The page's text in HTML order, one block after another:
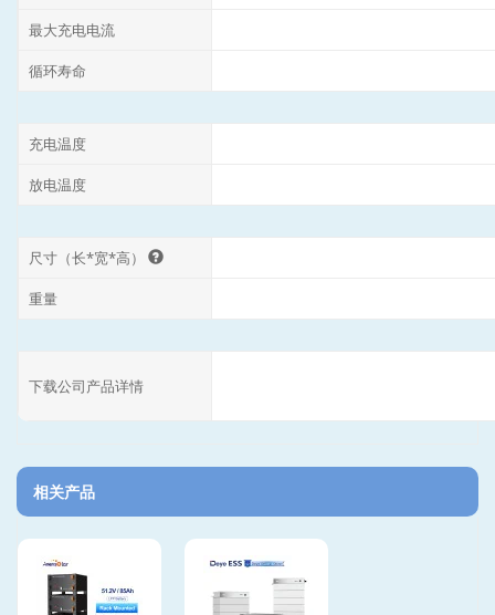
最大充电电流
循环寿命
充电温度
放电温度
尺寸（长*宽*高）
重量
下载公司产品详情
相关产品